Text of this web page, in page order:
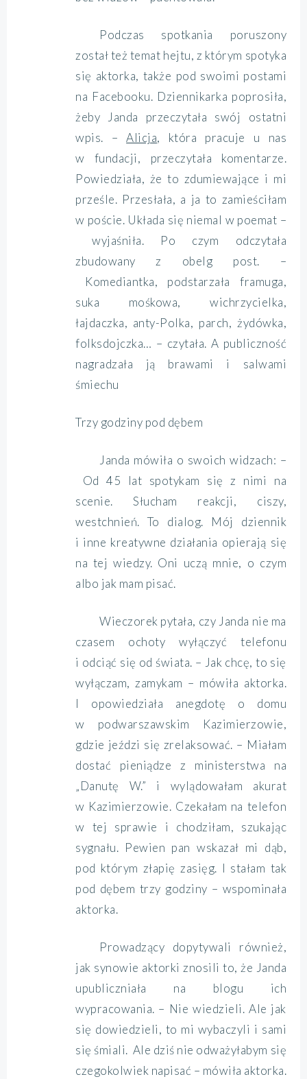
Podczas spotkania poruszony
został też temat hejtu, z którym spotyka
się aktorka, także pod swoimi postami
na Facebooku. Dziennikarka poprosiła,
żeby Janda przeczytała swój ostatni
wpis. –Alicja, która pracuje u nas
w fundacji, przeczytała komentarze.
Powiedziała, że to zdumiewające i mi
prześle. Przesłała, a ja to zamieściłam
w poście. Układa się niemal w poemat –
wyjaśniła. Po czym odczytała
zbudowany z obelg post. –
Komediantka, podstarzała framuga,
suka mośkowa, wichrzycielka,
łajdaczka, anty-Polka, parch, żydówka,
folksdojczka… – czytała. A publiczność
nagradzała ją brawami i salwami
śmiechu
Trzy godziny pod dębem
Janda mówiła o swoich widzach: –
Od 45 lat spotykam się z nimi na
scenie. Słucham reakcji, ciszy,
westchnień. To dialog. Mój dziennik
i inne kreatywne działania opierają się
na tej wiedzy. Oni uczą mnie, o czym
albo jak mam pisać.
Wieczorek pytała, czy Janda nie ma
czasem ochoty wyłączyć telefonu
i odciąć się od świata. – Jak chcę, to się
wyłączam, zamykam – mówiła aktorka.
I opowiedziała anegdotę o domu
w podwarszawskim Kazimierzowie,
gdzie jeździ się zrelaksować. – Miałam
dostać pieniądze z ministerstwa na
„Danutę W.” i wylądowałam akurat
w Kazimierzowie. Czekałam na telefon
w tej sprawie i chodziłam, szukając
sygnału. Pewien pan wskazał mi dąb,
pod którym złapię zasięg. I stałam tak
pod dębem trzy godziny – wspominała
aktorka.
Prowadzący dopytywali również,
jak synowie aktorki znosili to, że Janda
upubliczniała na blogu ich
wypracowania. – Nie wiedzieli. Ale jak
się dowiedzieli, to mi wybaczyli i sami
się śmiali. Ale dziś nie odważyłabym się
czegokolwiek napisać – mówiła aktorka.